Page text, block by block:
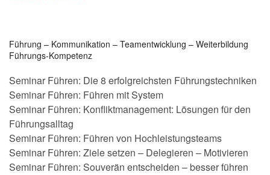
Führung – Kommunikation – Teamentwicklung – Weiterbildung
Führungs-Kompetenz
Seminar Führen: Die 8 erfolgreichsten Führungstechniken
Seminar Führen: Führen mit System
Seminar Führen: Konfliktmanagement: Lösungen für den
Führungsalltag
Seminar Führen: Führen von Hochleistungsteams
Seminar Führen: Ziele setzen – Delegieren – Motivieren
Seminar Führen: Souverän entscheiden – besser führen